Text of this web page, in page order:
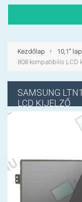
Kezdőlap 10,1"
808 kompatibilis LCD
SAMSUNG
LCD KIJELZŐ